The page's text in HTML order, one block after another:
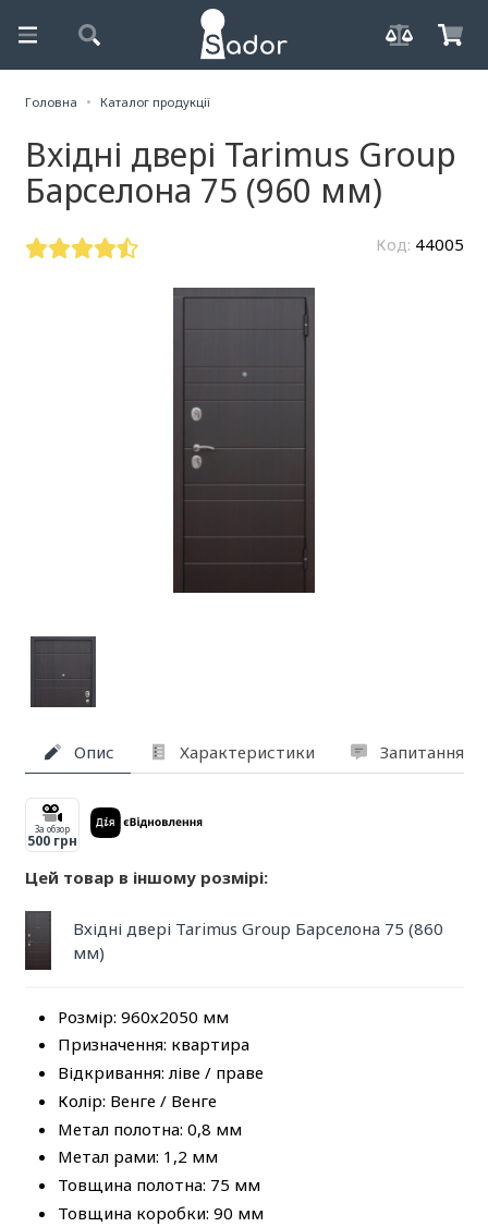
Головна Каталог продукції
Вхідні двері Tarimus Group
Барселона 75 (960 мм)
Код: 44005
Опис Характеристики Запитання
За обзор
500 грн
Цей товар в іншому розмірі:
Вхідні двері Tarimus Group Барселона 75 (860
мм)
Розмір: 960х2050 мм
Призначення: квартира
Відкривання: ліве / праве
Колір: Венге / Венге
Метал полотна: 0,8 мм
Метал рами: 1,2 мм
Товщина полотна: 75 мм
Товщина коробки: 90 мм